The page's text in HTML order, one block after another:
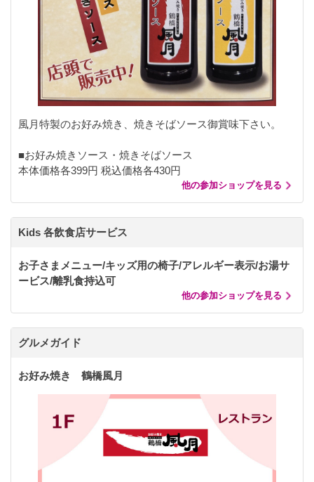
風月特製のお好み焼き、焼きそばソース御賞味下さい。
■お好み焼きソース・焼きそばソース
本体価格各399円 税込価格各430円
他の参加ショップを見る
Kids 各飲食店サービス
お子さまメニュー/キッズ用の椅子/アレルギー表示/お湯サ
ービス/離乳食持込可
他の参加ショップを見る
グルメガイド
お好み焼き 鶴橋風月